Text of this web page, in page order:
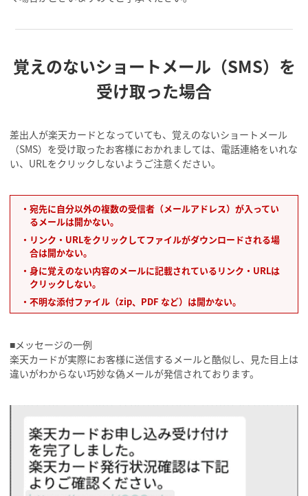
覚えのないショートメール（SMS）を
受け取った場合
差出人が楽天カードとなっていても、覚えのないショートメール
（SMS）を受け取ったお客様におかれましては、電話連絡をいれな
い、URLをクリックしないようご注意ください。
・宛先に自分以外の複数の受信者（メールアドレス）が入ってい
るメールは開かない。
・リンク・URLをクリックしてファイルがダウンロードされる場
合は開かない。
・身に覚えのない内容のメールに記載されているリンク・URLは
クリックしない。
・不明な添付ファイル（zip、PDF など）は開かない。
■メッセージの一例
楽天カードが実際にお客様に送信するメールと酷似し、見た目上は
違いがわからない巧妙な偽メールが発信されております。